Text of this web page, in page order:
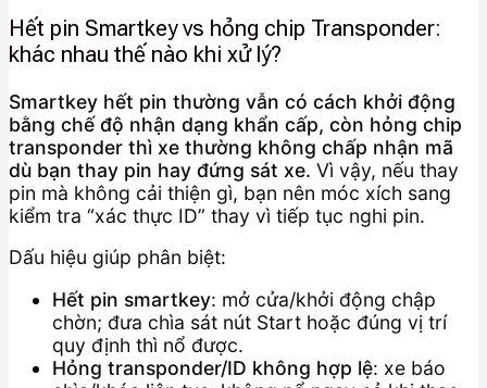
Hết pin Smartkey vs hỏng chip Transponder:
khác nhau thế nào khi xử lý?
Smartkey hết pin thường vẫn có cách khởi động
bằng chế độ nhận dạng khẩn cấp, còn hỏng chip
transponder thì xe thường không chấp nhận mã
dù bạn thay pin hay đứng sát xe. Vì vậy, nếu thay
pin mà không cải thiện gì, bạn nên móc xích sang
kiểm tra “xác thực ID” thay vì tiếp tục nghi pin.
Dấu hiệu giúp phân biệt:
Hết pin smartkey: mở cửa/khởi động chập
chờn; đưa chìa sát nút Start hoặc đúng vị trí
quy định thì nổ được.
Hỏng transponder/ID không hợp lệ: xe báo